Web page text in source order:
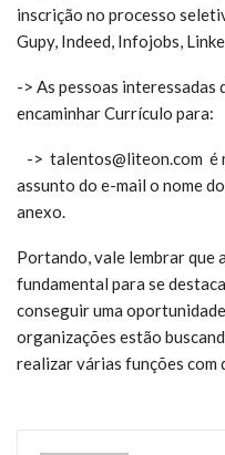
inscrição no processo
Gupy, Indeed, Infojobs,
-> As pessoas
encaminhar Currículo para:
-> talentos@liteon.com é
assunto do e-mail o nome
anexo.
Portando, vale lembrar que
fundamental para se
conseguir uma
organizações estão
realizar várias funções com